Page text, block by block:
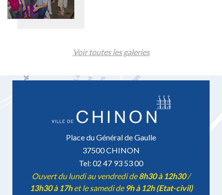
Voir toutes les galeries
Place du Général de Gaulle
37500 CHINON
Tel: 02 47 93 53 00
Ouvert du lundi au vendredi de8h30 à 12h30/
13h30 à 17het le samedi de 9h à 12h (Etat-civil)